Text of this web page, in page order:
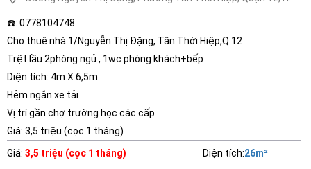
☎️: 0778104748
Cho thuê nhà 1/Nguyễn Thị Đặng, Tân Thới Hiệp,Q.12
Trệt lầu 2phòng ngủ , 1wc phòng khách+bếp
Diện tích: 4m X 6,5m
Hẻm ngắn xe tải
Vị trí gần chợ trường học các cấp
Giá: 3,5 triệu (cọc 1 tháng)
Giá: 3,5 triệu (cọc 1 tháng) Diện tích:26m²